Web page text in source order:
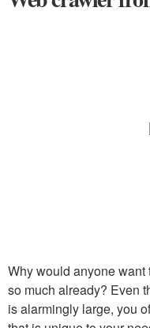
Why would anyone
so much already? Even
is alarmingly large, you